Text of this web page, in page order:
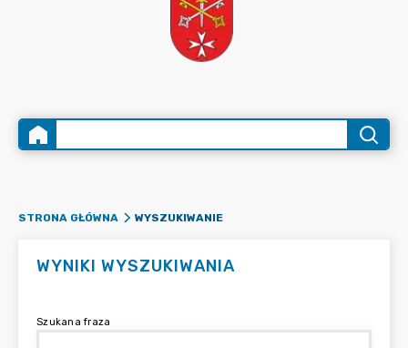
STRONA GŁÓWNA WYSZUKIWANIE
WYNIKI WYSZUKIWANIA
Szukana fraza